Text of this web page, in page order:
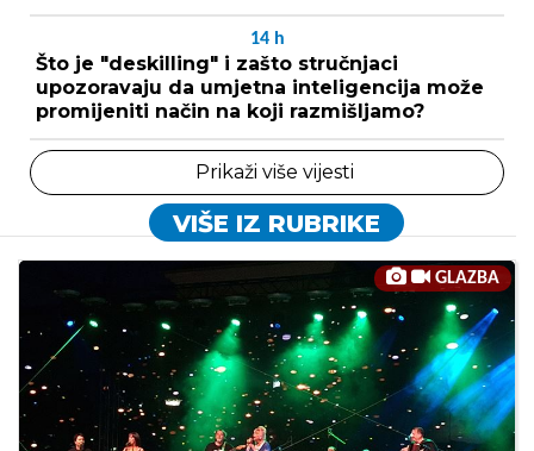
14 h
Što je "deskilling" i zašto stručnjaci
upozoravaju da umjetna inteligencija može
promijeniti način na koji razmišljamo?
Prikaži više vijesti
VIŠE IZ RUBRIKE
GLAZBA